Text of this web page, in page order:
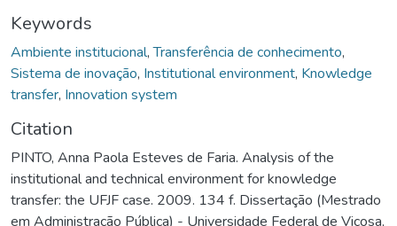
Keywords
Ambiente institucional,Transferência de conhecimento,
Sistema de inovação, Institutional environment, Knowledge
transfer, Innovation system
Citation
PINTO, Anna Paola Esteves de Faria. Analysis of the
institutional and technical environment for knowledge
transfer: the UFJF case. 2009. 134 f. Dissertação (Mestrado
em Administração Pública) - Universidade Federal de Viçosa,